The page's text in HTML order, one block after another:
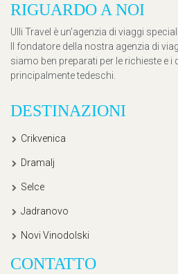
RIGUARDO A NOI
Ulli Travel è un'agenzia di viaggi
Il fondatore della nostra agenzia di
siamo ben preparati per le richieste e i
principalmente tedeschi.
DESTINAZIONI
Crikvenica
Dramalj
Selce
Jadranovo
Novi Vinodolski
CONTATTO